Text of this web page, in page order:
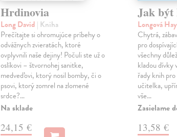
Hrdinovia
Long David | Kniha
Prečítajte si ohromujúce príbehy o
odvážnych zvieratách, ktoré
ovplyvnili naše dejiny! Počuli ste už o
oslíkovi – štvornohej sanitke,
medveďovi, ktorý nosil bomby, či o
psovi, ktorý zomrel na zlomené
srdce?…
Na sklade
24,15 €
Jak být
Longová
Chytrá,
pro
všechny
kladou dívky
řady knih
učitelka,
vše…
Zasielame
13,58 €